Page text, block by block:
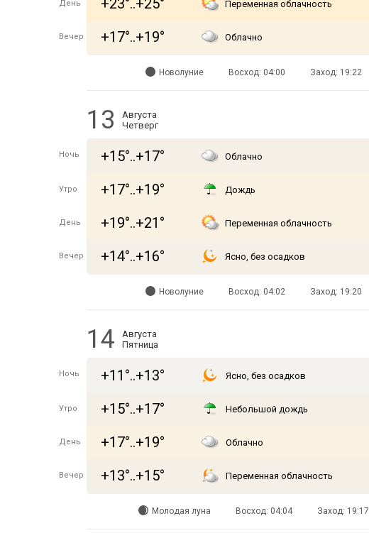
День +23°..+25° Переменная облачность
Вечер +17°..+19° Облачно
Новолуние Восход: 04:00 Заход: 19:22
13
Августа
Четверг
Ночь +15°..+17° Облачно
Утро +17°..+19° Дождь
День +19°..+21° Переменная облачность
Вечер +14°..+16° Ясно, без осадков
Новолуние Восход: 04:02 Заход: 19:20
14
Августа
Пятница
Ночь +11°..+13° Ясно, без осадков
Утро +15°..+17° Небольшой дождь
День +17°..+19° Облачно
Вечер +13°..+15° Переменная облачность
Молодая луна Восход: 04:04 Заход: 19:17